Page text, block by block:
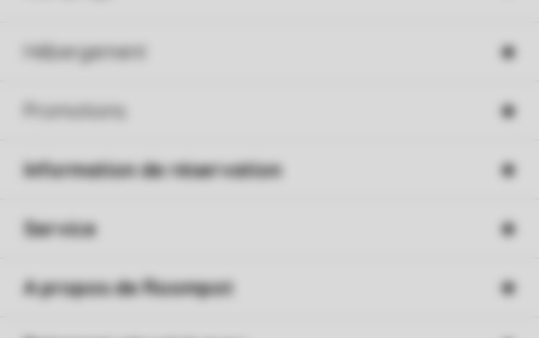
Hébergement
Promotions
Information de réservation
Service
A propos de Roompot